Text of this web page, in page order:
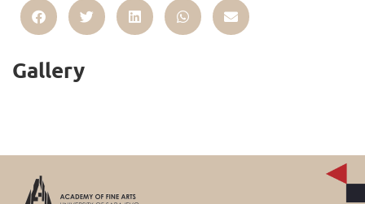
Gallery